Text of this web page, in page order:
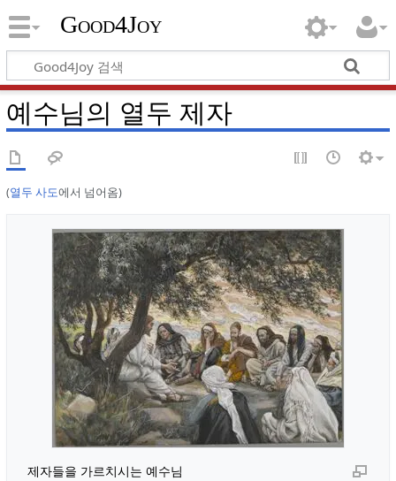
Good4Joy
예수님의 열두 제자
(열두 사도에서 넘어옴)
제자들을 가르치시는 예수님